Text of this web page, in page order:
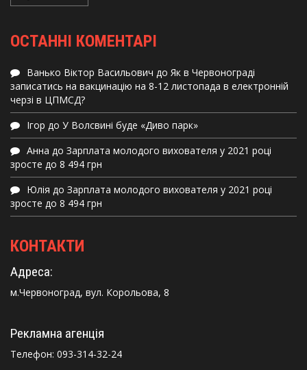
ОСТАННІ КОМЕНТАРІ
Ванько Віктор Васильович до Як в Червонограді
записатись на вакцинацію на 8-12 листопада в електронній
черзі в ЦПМСД?
Ігор до У Волсвині буде «Диво парк»
Анна до Зарплата молодого вихователя у 2021 році
зросте до 8 494 грн
Юлія до Зарплата молодого вихователя у 2021 році
зросте до 8 494 грн
КОНТАКТИ
Адреса:
м.Червоноград, вул. Корольова, 8
Рекламна агенція
Телефон: 093-314-32-24